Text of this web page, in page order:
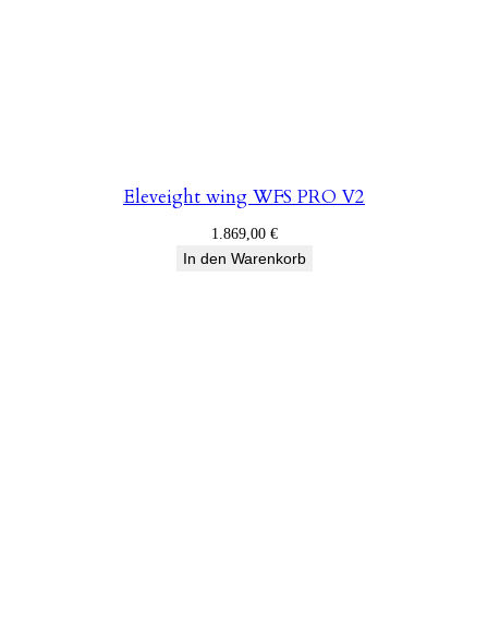
Eleveight wing WFS PRO V2
1.869,00 €
In den Warenkorb